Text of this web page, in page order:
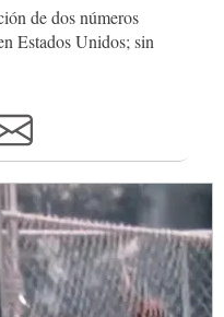
de dos números
Estados Unidos; sin